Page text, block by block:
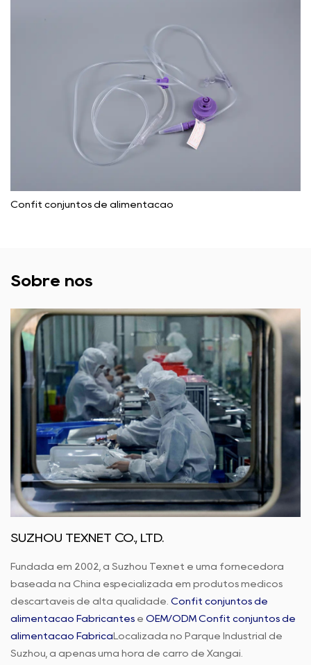
Confit conjuntos de alimentação
Sobre nós
SUZHOU TEXNET CO., LTD.
Fundada em 2002, a Suzhou Texnet é uma fornecedora
baseada na China especializada em produtos médicos
descartáveis de alta qualidade. Confit conjuntos de
alimentação Fabricantes e OEM/ODM Confit conjuntos de
alimentação Fábrica Localizada no Parque Industrial de
Suzhou, a apenas uma hora de carro de Xangai.